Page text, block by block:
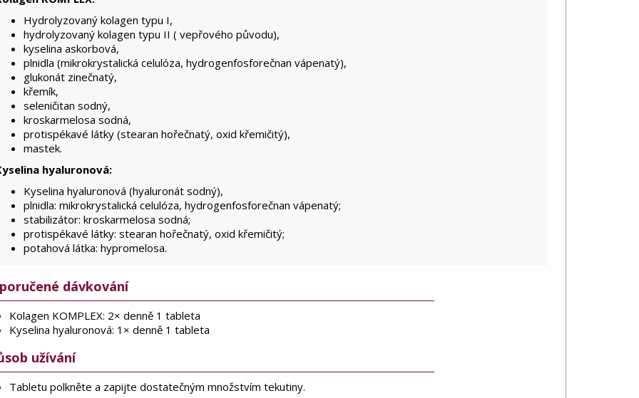
Hydrolyzovaný kolagen typu I,
hydrolyzovaný kolagen typu II ( vepřového původu),
kyselina askorbová,
plnidla (mikrokrystalická celulóza, hydrogenfosforečnan vápenatý),
glukonát zinečnatý,
křemík,
seleničitan sodný,
kroskarmelosa sodná,
protispékavé látky (stearan hořečnatý, oxid křemičitý),
mastek.
hyaluronová:
Kyselina hyaluronová (hyaluronát sodný),
plnidla: mikrokrystalická celulóza, hydrogenfosforečnan vápenatý;
stabilizátor: kroskarmelosa sodná;
protispékavé látky: stearan hořečnatý, oxid křemičitý;
potahová látka: hypromelosa.
dávkování
Kolagen KOMPLEX: 2× denně 1 tableta
Kyselina hyaluronová: 1× denně 1 tableta
užívání
Tabletu polkněte a zapijte dostatečným množstvím tekutiny.